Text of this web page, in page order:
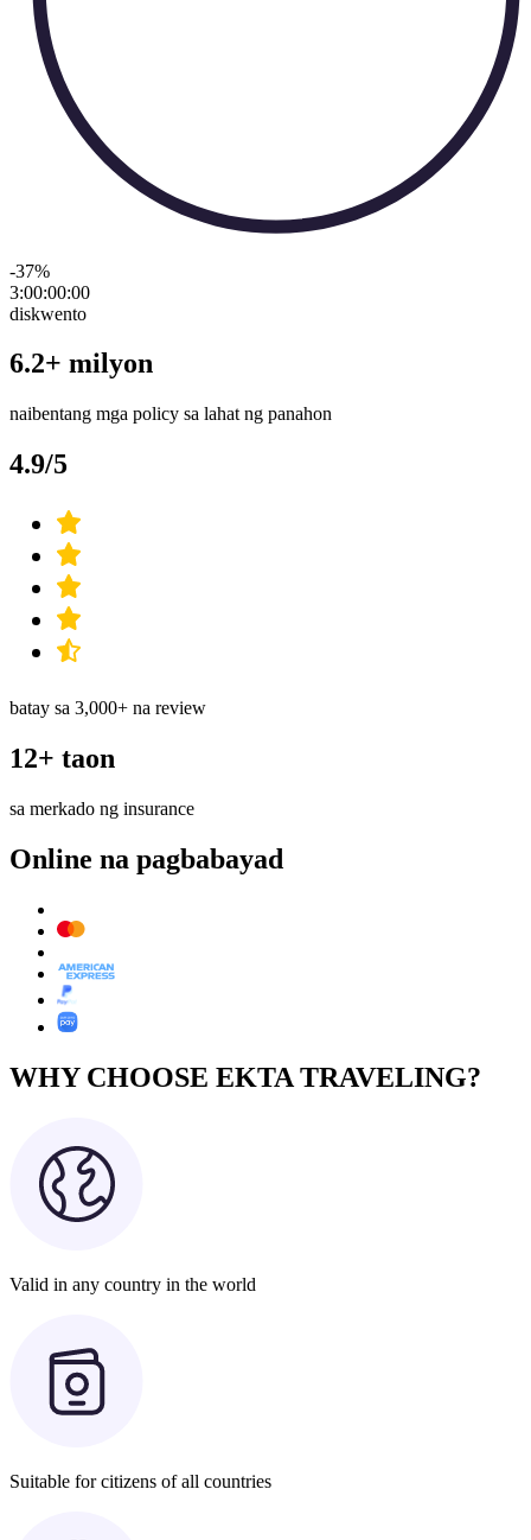
-37%
3:00:00:00
diskwento
6.2+ milyon
naibentang mga policy sa lahat ng panahon
4.9/5
batay sa 3,000+ na review
12+ taon
sa merkado ng insurance
Online na pagbabayad
WHY CHOOSE EKTA TRAVELING?
Valid in any country in the world
Suitable for citizens of all countries